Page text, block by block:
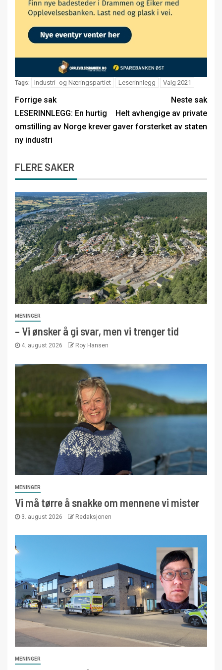
Tags: Industri- og Næringspartiet Leserinnlegg Valg 2021
Forrige sak
LESERINNLEGG: En hurtig
omstilling av Norge krever
ny industri
Neste sak
Helt avhengige av private
gaver forsterket av staten
FLERE SAKER
MENINGER
– Vi ønsker å gi svar, men vi trenger tid
4. august 2026 Roy Hansen
MENINGER
Vi må tørre å snakke om mennene vi mister
3. august 2026 Redaksjonen
MENINGER